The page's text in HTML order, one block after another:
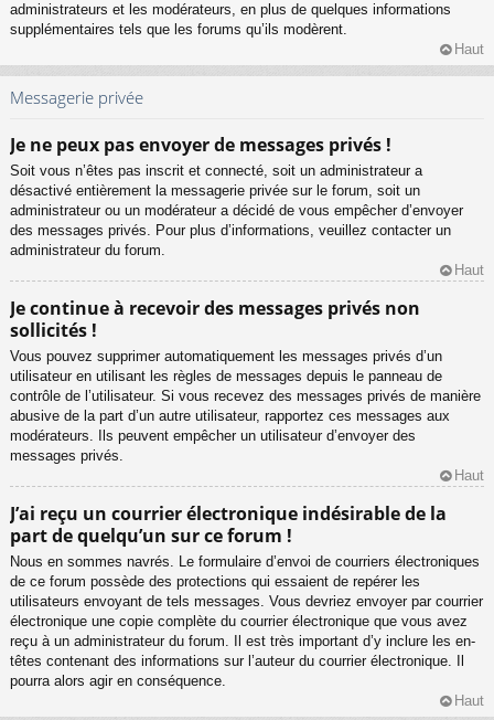
administrateurs et les modérateurs, en plus de quelques informations
supplémentaires tels que les forums qu’ils modèrent.
Haut
Messagerie privée
Je ne peux pas envoyer de messages privés !
Soit vous n’êtes pas inscrit et connecté, soit un administrateur a
désactivé entièrement la messagerie privée sur le forum, soit un
administrateur ou un modérateur a décidé de vous empêcher d’envoyer
des messages privés. Pour plus d’informations, veuillez contacter un
administrateur du forum.
Haut
Je continue à recevoir des messages privés non
sollicités !
Vous pouvez supprimer automatiquement les messages privés d’un
utilisateur en utilisant les règles de messages depuis le panneau de
contrôle de l’utilisateur. Si vous recevez des messages privés de manière
abusive de la part d’un autre utilisateur, rapportez ces messages aux
modérateurs. Ils peuvent empêcher un utilisateur d’envoyer des
messages privés.
Haut
J’ai reçu un courrier électronique indésirable de la
part de quelqu’un sur ce forum !
Nous en sommes navrés. Le formulaire d’envoi de courriers électroniques
de ce forum possède des protections qui essaient de repérer les
utilisateurs envoyant de tels messages. Vous devriez envoyer par courrier
électronique une copie complète du courrier électronique que vous avez
reçu à un administrateur du forum. Il est très important d’y inclure les en-
têtes contenant des informations sur l’auteur du courrier électronique. Il
pourra alors agir en conséquence.
Haut